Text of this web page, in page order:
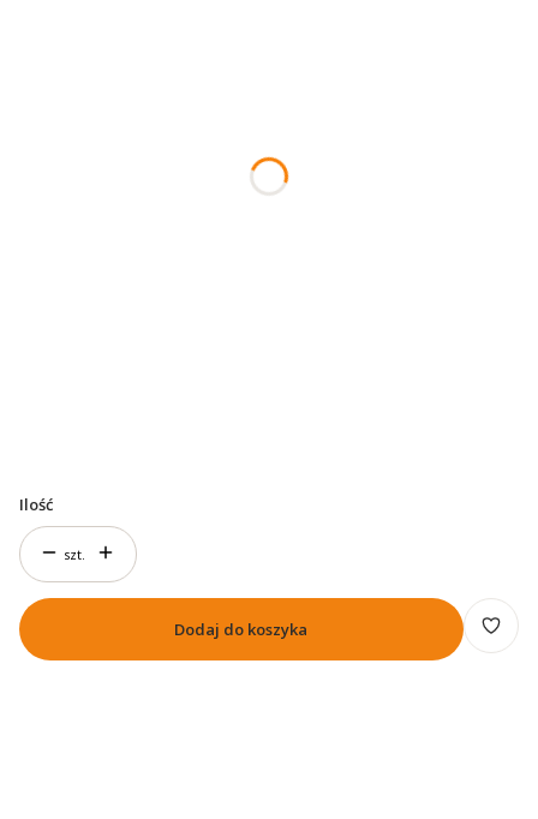
Ilość
szt.
Dodaj do koszyka